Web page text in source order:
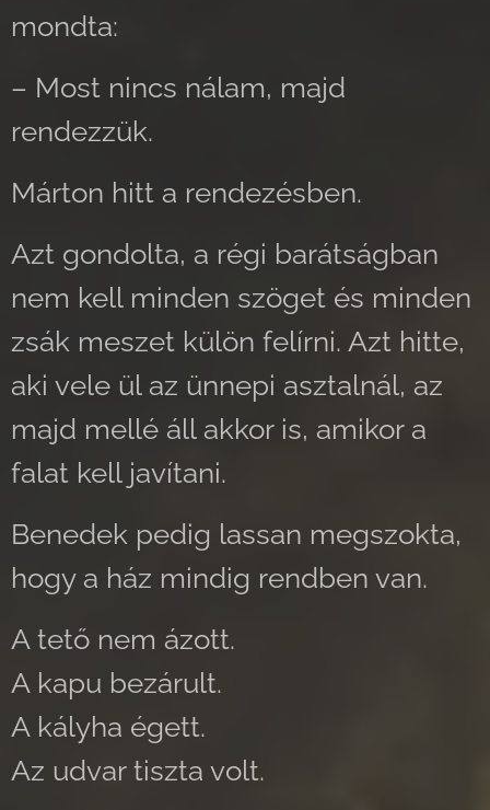
mondta:
– Most nincs nálam, majd
rendezzük.
Márton hitt a rendezésben.
Azt gondolta, a régi barátságban
nem kell minden szöget és minden
zsák meszet külön felírni. Azt hitte,
aki vele ül az ünnepi asztalnál, az
majd mellé áll akkor is, amikor a
falat kell javítani.
Benedek pedig lassan megszokta,
hogy a ház mindig rendben van.
A tető nem ázott.
A kapu bezárult.
A kályha égett.
Az udvar tiszta volt.